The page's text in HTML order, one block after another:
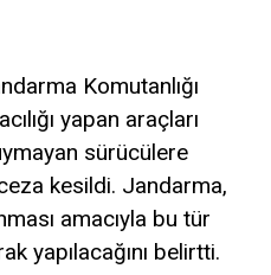
Komutanlığı
yapan araçları
sürücülere
kesildi. Jandarma,
amacıyla bu tür
yapılacağını belirtti.